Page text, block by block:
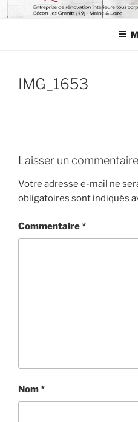
au AUXENCE
De l'étude à l'installation.
IMG_1653
Laisser un commentaire
Votre adresse e-mail ne
obligatoires sont indiqués
Commentaire*
Nom*